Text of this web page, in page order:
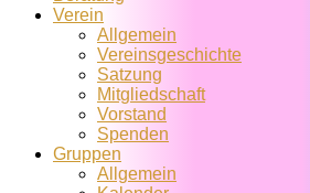
Verein
Allgemein
Vereins­geschichte
Satzung
Mitglied­schaft
Vorstand
Spenden
Gruppen
Allgemein